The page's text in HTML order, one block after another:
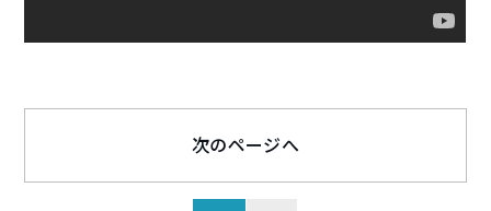
次のページへ